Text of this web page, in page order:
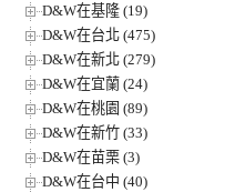
D&W在基隆 (19)
D&W在台北 (475)
D&W在新北 (279)
D&W在宜蘭 (24)
D&W在桃園 (89)
D&W在新竹 (33)
D&W在苗栗 (3)
D&W在台中 (40)